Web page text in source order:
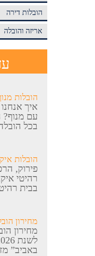
הובלות דירה
אריזה והובלה
הובלות
איך
עם
בכל
הובלות
פירוק,
רהיטי
בבית
מחירון
מחירון
באביב”